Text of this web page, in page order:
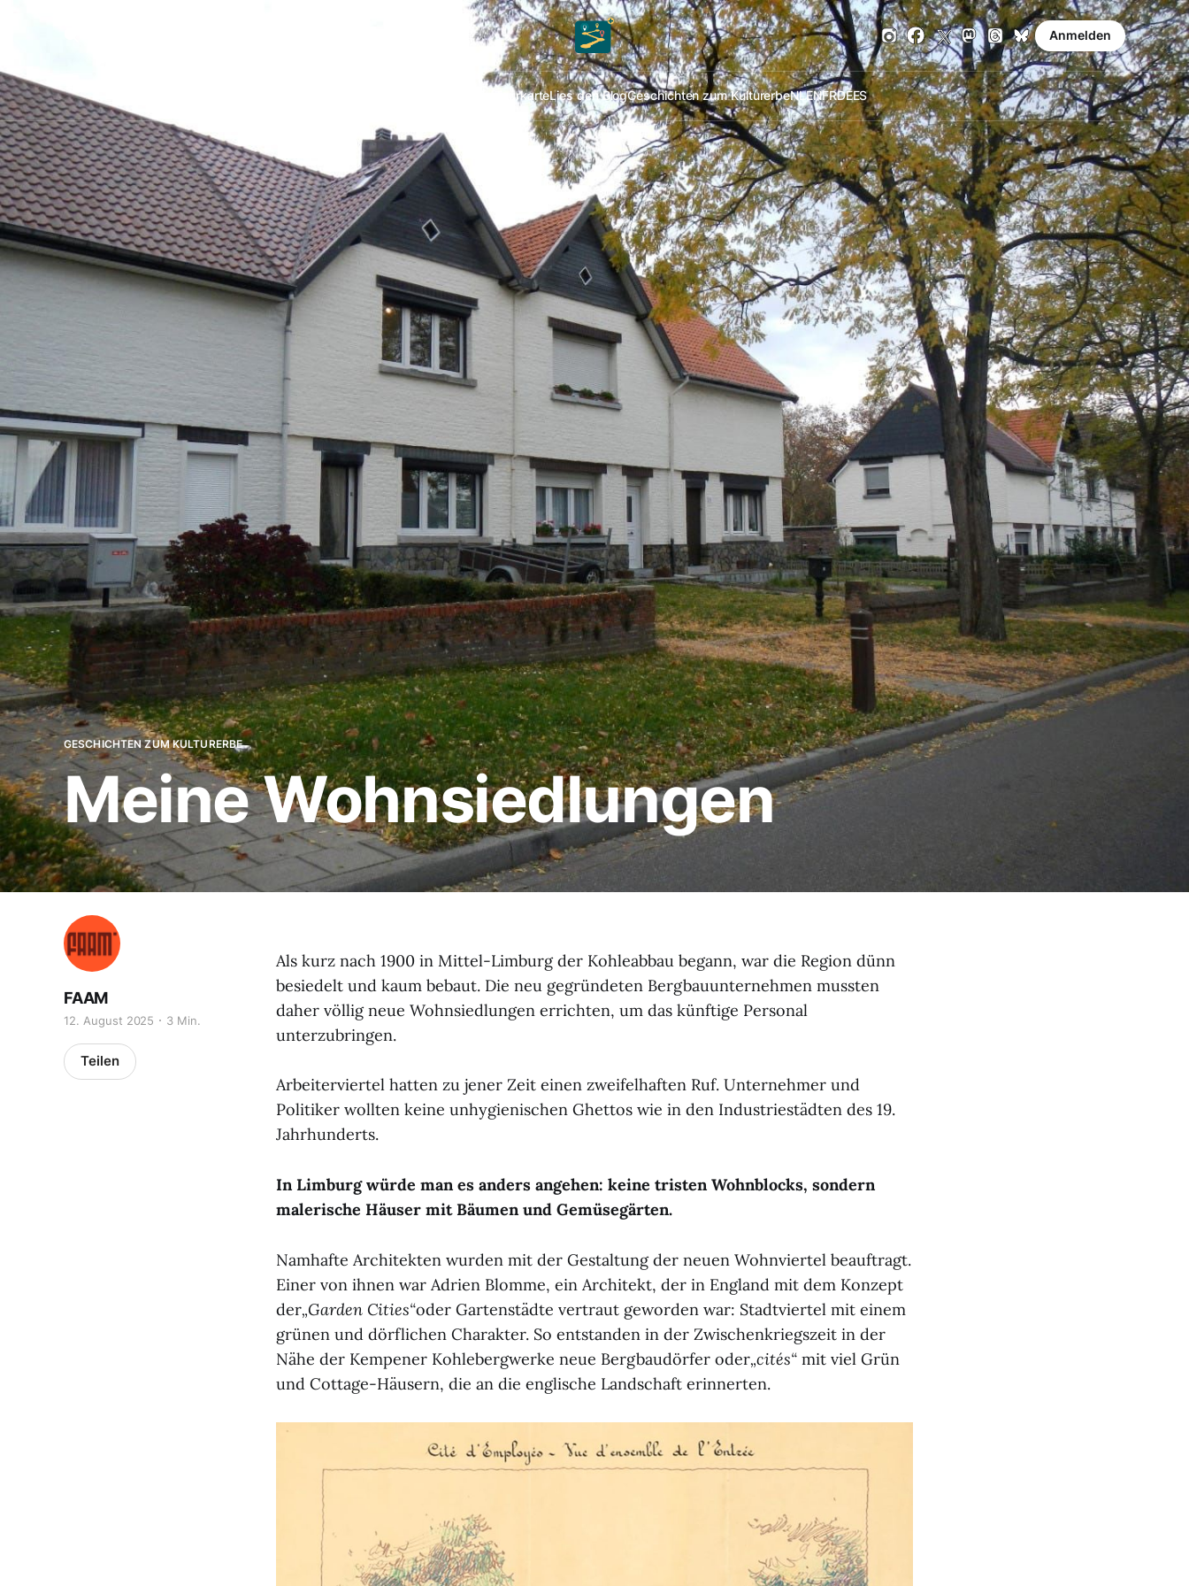
Die TourkarteLies den BlogGeschichten zum KulturerbeNLENFRDEES
Anmelden
GESCHICHTEN ZUM KULTURERBE
Meine Wohnsiedlungen
FAAM
12. August 2025 3 Min.
Teilen
Als kurz nach 1900 in Mittel-Limburg der Kohleabbau begann, war die Region dünn
besiedelt und kaum bebaut. Die neu gegründeten Bergbauunternehmen mussten
daher völlig neue Wohnsiedlungen errichten, um das künftige Personal
unterzubringen.
Arbeiterviertel hatten zu jener Zeit einen zweifelhaften Ruf. Unternehmer und
Politiker wollten keine unhygienischen Ghettos wie in den Industriestädten des 19.
Jahrhunderts.
In Limburg würde man es anders angehen: keine tristen Wohnblocks, sondern
malerische Häuser mit Bäumen und Gemüsegärten.
Namhafte Architekten wurden mit der Gestaltung der neuen Wohnviertel beauftragt.
Einer von ihnen war Adrien Blomme, ein Architekt, der in England mit dem Konzept
der„Garden Cities“oder Gartenstädte vertraut geworden war: Stadtviertel mit einem
grünen und dörflichen Charakter. So entstanden in der Zwischenkriegszeit in der
Nähe der Kempener Kohlebergwerke neue Bergbaudörfer oder„cités“ mit viel Grün
und Cottage-Häusern, die an die englische Landschaft erinnerten.